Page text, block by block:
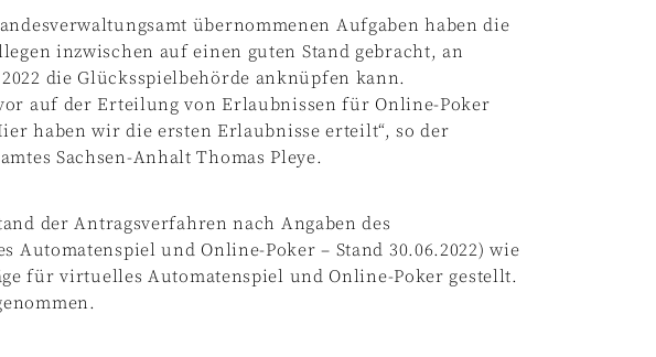
übernommenen Aufgaben haben die
inzwischen auf einen guten Stand gebracht, an
die Glücksspielbehörde anknüpfen kann.
auf der Erteilung von Erlaubnissen für Online-Poker
haben wir die ersten Erlaubnisse erteilt“, so der
Sachsen-Anhalt Thomas Pleye.
der Antragsverfahren nach Angaben des
Automatenspiel und Online-Poker – Stand 30.06.2022) wie
für virtuelles Automatenspiel und Online-Poker gestellt.